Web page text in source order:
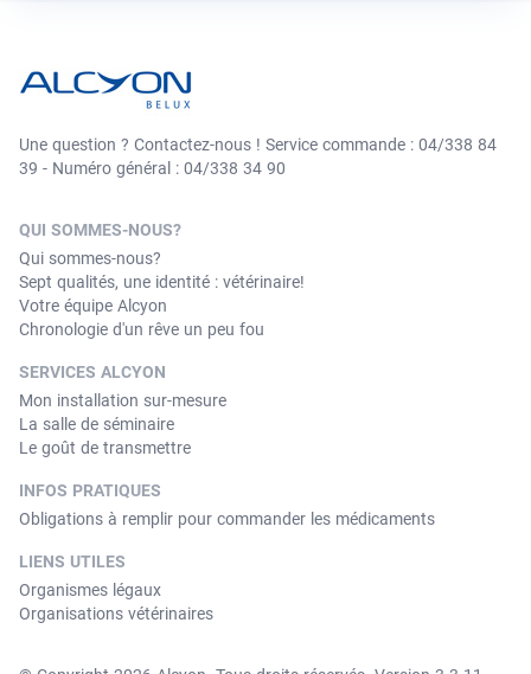
Une question ? Contactez-nous ! Service commande : 04/338 84
39 - Numéro général : 04/338 34 90
QUI SOMMES-NOUS?
Qui sommes-nous?
Sept qualités, une identité : vétérinaire!
Votre équipe Alcyon
Chronologie d'un rêve un peu fou
SERVICES ALCYON
Mon installation sur-mesure
La salle de séminaire
Le goût de transmettre
INFOS PRATIQUES
Obligations à remplir pour commander les médicaments
LIENS UTILES
Organismes légaux
Organisations vétérinaires